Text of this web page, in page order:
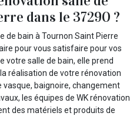
dans le 37290 ?
de bain à Tournon Saint Pierre
pour vous satisfaire pour vos
votre salle de bain, elle prend
réalisation de votre rénovation
vasque, baignoire, changement
les équipes de WK rénovation
des matériels et produits de